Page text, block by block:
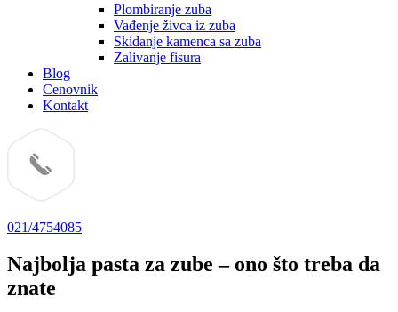
Plombiranje zuba
Vađenje živca iz zuba
Skidanje kamenca sa zuba
Zalivanje fisura
Blog
Cenovnik
Kontakt
021/4754085
Najbolja pasta za zube – ono što treba da
znate